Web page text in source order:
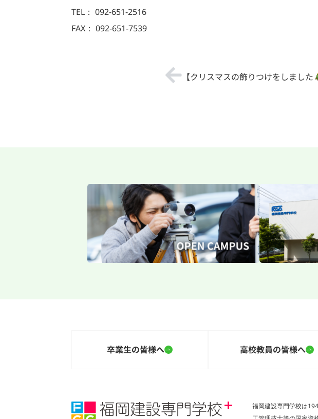
TEL： 092-651-2516
FAX： 092-651-7539
【クリスマスの飾りつけをしました
卒業生の皆様へ 高校教員の皆様へ
福岡建設専門学校は